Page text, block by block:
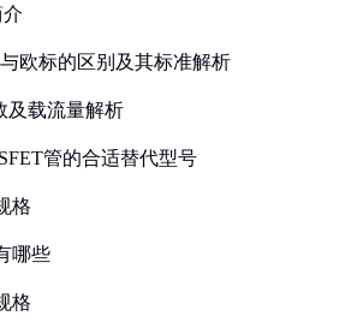
欧标的区别及其标准解析
及载流量解析
管的合适替代型号
格
哪些
格